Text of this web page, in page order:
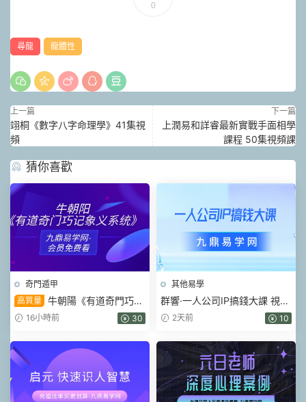
0
尋龍 龍體性
上一篇
翊桐《數字八字命理學》41集視
頻
下一篇
上潤易和詳睿最新實戰手面相學
課程 50集視頻課
猜你喜歡
奇門遁甲
高質量 牛朝陽《有道奇門巧記
象義系統》17集視頻 約3小時
16小時前 30
其他易學
群響·一人公司IP搞錢大課 視頻
+課件pdf
2天前 10